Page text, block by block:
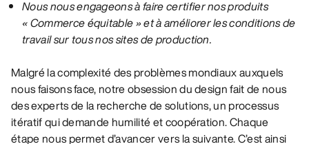
Nous nous engageons à faire certifier nos produits
« Commerce équitable » et à améliorer les conditions de
travail sur tous nos sites de production.
Malgré la complexité des problèmes mondiaux auxquels
nous faisons face, notre obsession du design fait de nous
des experts de la recherche de solutions, un processus
itératif qui demande humilité et coopération. Chaque
étape nous permet d’avancer vers la suivante. C’est ainsi